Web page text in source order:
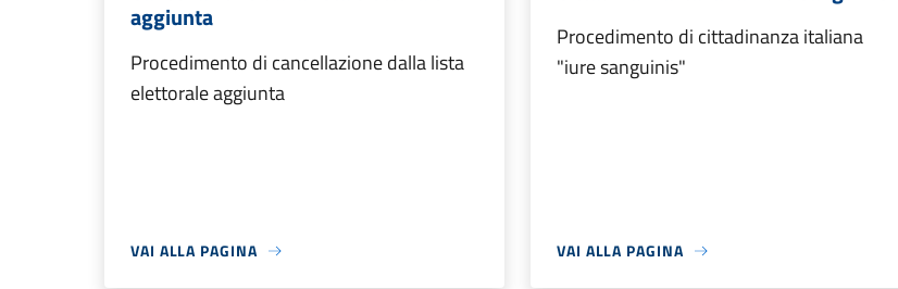
aggiunta
Procedimento di cancellazione dalla lista
elettorale aggiunta
VAI ALLA PAGINA
Procedimento di cittadinanza italiana
"iure sanguinis"
VAI ALLA PAGINA